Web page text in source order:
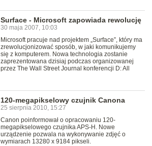
Surface - Microsoft zapowiada rewolucję
30 maja 2007, 10:03
Microsoft pracuje nad projektem „Surface”, który ma
zrewolucjonizować sposób, w jaki komunikujemy
się z komputerem. Nowa technologia zostanie
zaprezentowana dzisiaj podczas organizowanej
przez The Wall Street Journal konferencji D: All
120-megapikselowy czujnik Canona
25 sierpnia 2010, 15:27
Canon poinformował o opracowaniu 120-
megapikselowego czujnika APS-H. Nowe
urządzenie pozwala na wykonywanie zdjęć o
wymiarach 13280 x 9184 pikseli.